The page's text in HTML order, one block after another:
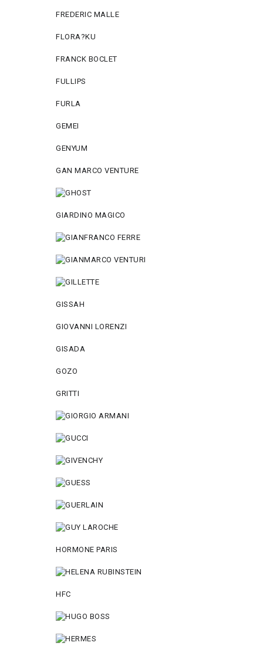
FREDERIC MALLE
FLORA?KU
FRANCK BOCLET
FULLIPS
FURLA
GEMEI
GENYUM
GAN MARCO VENTURE
GIARDINO MAGICO
GISSAH
GIOVANNI LORENZI
GISADA
GOZO
GRITTI
HORMONE PARIS
HFC